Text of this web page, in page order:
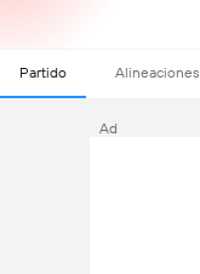
Partido Alineaciones
Ad